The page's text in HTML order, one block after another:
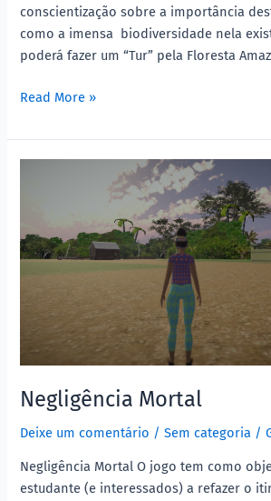
conscientização sobre a importância
como a imensa biodiversidade nela
poderá fazer um “Tur” pela Floresta
Read More »
Negligência Mortal
Deixe um comentário /Sem categoria /
Negligência Mortal O jogo tem como
estudante (e interessados) a refazer o